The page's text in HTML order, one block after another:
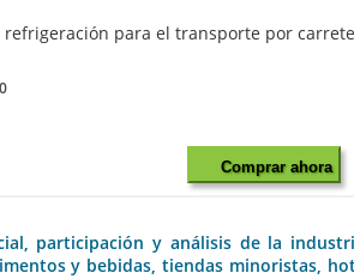
para el transporte por
Comprar ahora
participación y análisis de la
y bebidas, tiendas minoristas,